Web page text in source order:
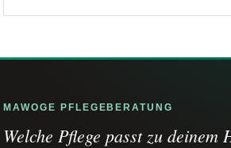
MAWOGE PFLEGEBERATUNG
Welche Pflege passt zu deinem